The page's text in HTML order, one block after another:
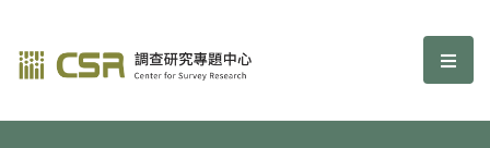
調查研究—方法與應用期刊 選